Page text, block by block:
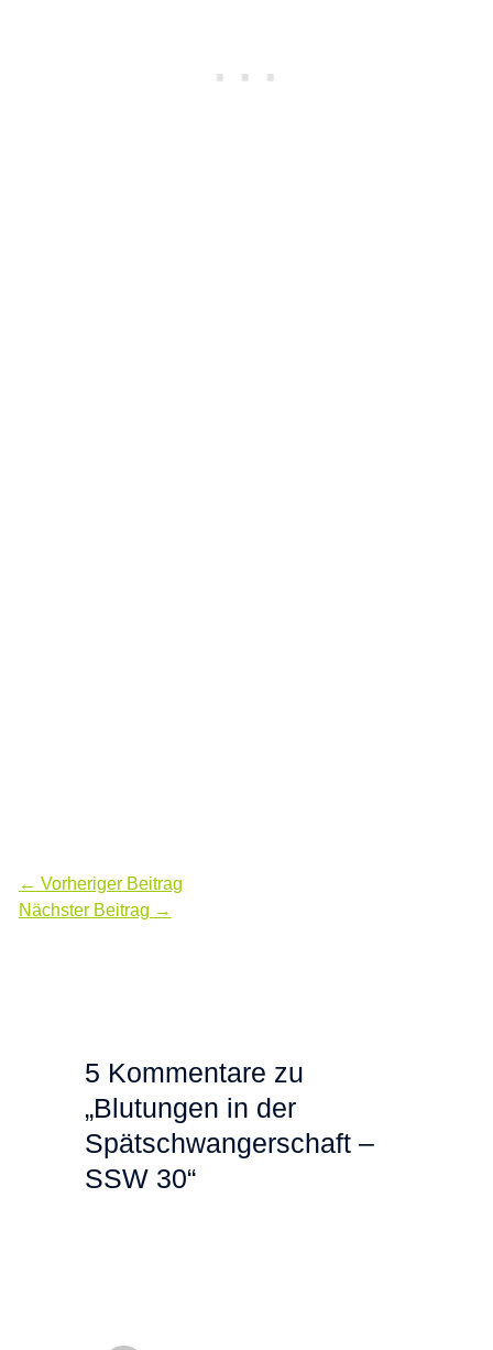
← Vorheriger Beitrag
Nächster Beitrag →
5 Kommentare zu
„Blutungen in der
Spätschwangerschaft –
SSW 30“